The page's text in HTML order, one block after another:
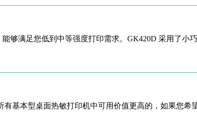
够满足您低到中等强度打印需求。GK420D 采用了
基本型桌面热敏打印机中可用价值更高的，如果您